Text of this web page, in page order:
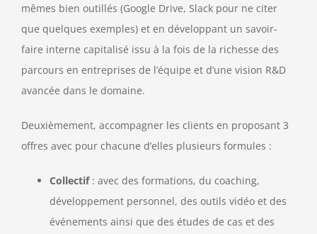
mêmes bien outillés (Google Drive, Slack pour ne citer
que quelques exemples) et en développant un savoir-
faire interne capitalisé issu à la fois de la richesse des
parcours en entreprises de l’équipe et d’une vision R&D
avancée dans le domaine.
Deuxièmement, accompagner les clients en proposant 3
offres avec pour chacune d’elles plusieurs formules :
Collectif: avec des formations, du coaching,
développement personnel, des outils vidéo et des
événements ainsi que des études de cas et des